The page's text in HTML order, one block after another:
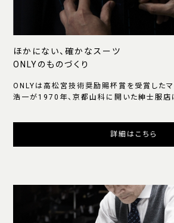
ほかにない、確かなスーツ
ONLYのものづくり
ONLYは高松宮技術奨励賜杯賞を受賞したマ
浩一が1970年、京都山科に開いた紳士服店
詳細はこちら